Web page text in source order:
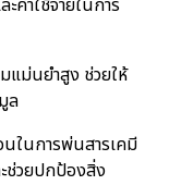
แม่นยำสูง ช่วยให้
ล
ในการพ่นสารเคมี
ช่วยปกป้องสิ่ง